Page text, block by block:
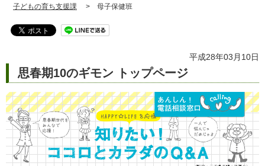
子どもの育ち支援課 > 母子保健班
平成28年03月10日
思春期10のギモン トップページ